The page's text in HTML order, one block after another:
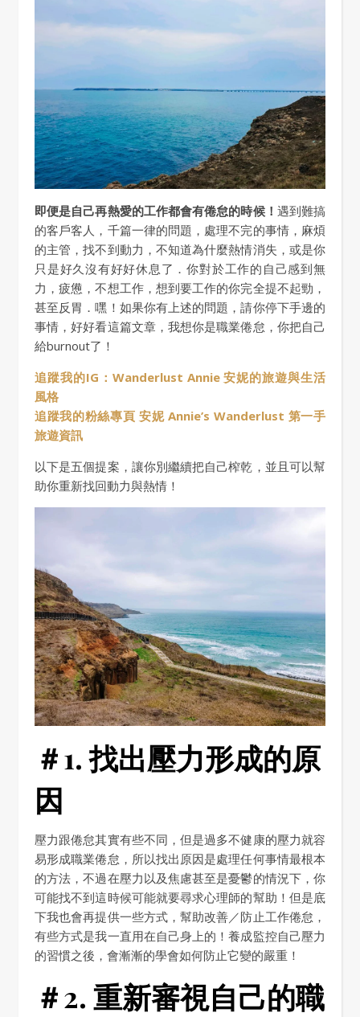
即便是自己再熱愛的工作都會有倦怠的時候！ 遇到難搞
的客戶客人，千篇一律的問題，處理不完的事情，麻煩
的主管，找不到動力，不知道為什麼熱情消失，或是你
只是好久沒有好好休息了．你對於工作的自己感到無
力，疲憊，不想工作，想到要工作的你完全提不起勁，
甚至反胃．嘿！如果你有上述的問題，請你停下手邊的
事情，好好看這篇文章，我想你是職業倦怠，你把自己
給burnout了！
追蹤我的IG：Wanderlust Annie 安妮的旅遊與生活
風格
追蹤我的粉絲專頁 安妮 Annie’s Wanderlust 第一手
旅遊資訊
以下是五個提案，讓你別繼續把自己榨乾，並且可以幫
助你重新找回動力與熱情！
＃1. 找出壓力形成的原
因
壓力跟倦怠其實有些不同，但是過多不健康的壓力就容
易形成職業倦怠，所以找出原因是處理任何事情最根本
的方法，不過在壓力以及焦慮甚至是憂鬱的情況下，你
可能找不到這時候可能就要尋求心理師的幫助！但是底
下我也會再提供一些方式，幫助改善／防止工作倦怠，
有些方式是我一直用在自己身上的！養成監控自己壓力
的習慣之後，會漸漸的學會如何防止它變的嚴重！
＃2. 重新審視自己的職